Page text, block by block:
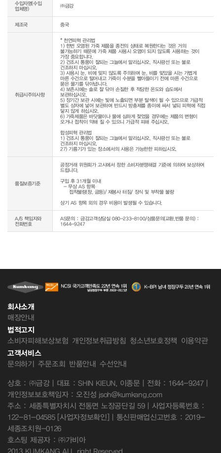
수입자명(수입
업체명)
㈜금강
제조국 중국
취급시주의사항
* 천연피혁 관리법
1) 한번 오염된 가죽 제품을 종전의 상태로 복원한다는 것은 거의
불가능하기 때문에 가죽 제품 사용시 오염이 되지 않도록 사용하는 것이
가장 중요합니다.
2) 건조시 통풍이 잘되는 그늘에서 말리십시오. 직사광선 또는 불로
건조하지 마십시오.
3) 사용시 눈, 비에 맞지 않도록 주의하며 눈, 비를 맞았을 시는 가볍게
마른 수건으로 털어내고 가죽이 수분을 빨아들이기 전에 마른 수건으로
묻은 물기를 닦아냅니다.
4) 보존시에는 솔로 잘 닦아 손질한 후 적당한 온도와 습도에서
보관하십시오.
5) 장기간 보관 시에는 빛에 노출되면 부분 탈색이 될 수 있으므로 가급적
별도 상자에 넣어 보관하며 반드시 방충제를 종이에 싸서 넣되 피혁에 직접
닿지 않게 하십시오.
6) 가죽제품은 바닷물이나 물에 심하게 젖었을 경우에는 제품의 변형이
오거나 접착이 약해 질 수 있으니 가급적 피해 주십시오.
합성피혁 관리법
1) 건조시 통풍이 잘되는 그늘에서 말리십시오. 직사광선 또는 불로
건조하지 마십시오.
27) 기름기가 있는 장소에서의 사용은 가능한한 피하십시오.
품질보증기준
공정거래 위원회가 고시에서 정한 소비자분쟁해결 기준에 의하여 보상하여
드립니다.
구입 후 31개월 이내
  - 무상 AS 항목
상기 AS 항목 외의 경우 비용이 발생될 수 있습니다.
A/S 책임자와
전화번호
AS문의 : 금강고객상담실 080-233-8100/상품문의(교환,반품 문의) :
1644-9247
회사소개
매장안내
법적고지
소비자피해보상보험 개인정보취급방침 청소년보호정책 이용약관
고객서비스
문의하기 주문조회 반품안내 수선안내
상호 : ㈜금강 | 대표 : SHIN KIEUN, 이종문 | 전화 : 1644-9247 |
개인정보보호책임자 : 오진성 jsoh@kumkang.com
주소 : 세종특별자치시 전동면 노장공단길 59 | 사업자등록번호 :
122-81-04585 [사업자정보확인] | 통신판매업신고번호 : 2019-
세종조치원-0126
호스팅 제공자 : ㈜가비아
2013 KUMKANG ALL right Reserved.